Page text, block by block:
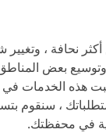
نحافة ، وتغيير
وتوسيع بعض
، سنقوم
في محفظتك.